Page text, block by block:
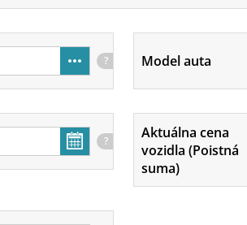
? Model auta
?
Aktuálna cena
vozidla (Poistná
suma)